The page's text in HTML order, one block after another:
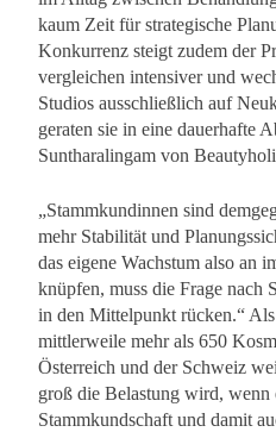
kaum Zeit für strategische
Konkurrenz steigt zudem der
vergleichen intensiver und
Studios ausschließlich auf
geraten sie in eine dauerhafte
Suntharalingam von
„Stammkundinnen sind
mehr Stabilität und
das eigene Wachstum also an
knüpfen, muss die Frage nach
in den Mittelpunkt rücken.“
mittlerweile mehr als 650
Österreich und der Schweiz
groß die Belastung wird, wenn
Stammkundschaft und damit